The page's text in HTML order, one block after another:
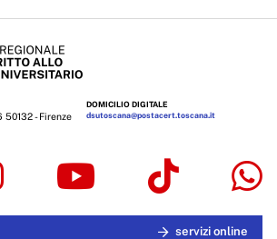
e governo del territorio
e di emergenza
- Firenze
DOMICILIO DIGITALE
dsutoscana@postacert.toscana.it
servizi online